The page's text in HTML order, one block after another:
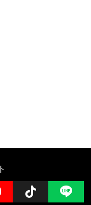
YouTube Follow